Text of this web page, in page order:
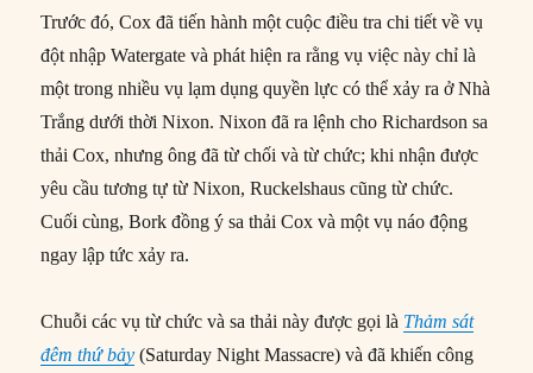
Trước đó, Cox đã tiến hành một cuộc điều tra chi tiết về vụ
đột nhập Watergate và phát hiện ra rằng vụ việc này chỉ là
một trong nhiều vụ lạm dụng quyền lực có thể xảy ra ở Nhà
Trắng dưới thời Nixon. Nixon đã ra lệnh cho Richardson sa
thải Cox, nhưng ông đã từ chối và từ chức; khi nhận được
yêu cầu tương tự từ Nixon, Ruckelshaus cũng từ chức.
Cuối cùng, Bork đồng ý sa thải Cox và một vụ náo động
ngay lập tức xảy ra.
Chuỗi các vụ từ chức và sa thải này được gọi là Thảm sát
đêm thứ bảy (Saturday Night Massacre) và đã khiến công